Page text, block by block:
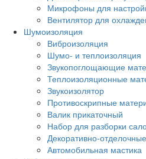
Микрофоны для
Вентилятор для
Шумоизоляция
Виброизоляция
Шумо- и теплоизоляция
Звукопоглощающие
Теплоизоляционные
Звукоизолятор
Противоскрипные
Валик прикаточный
Набор для разборки
Декоративно-
Автомобильная мастика